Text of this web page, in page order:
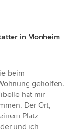
in Monheim
beim
geholfen.
hat mir
Der Ort,
Platz
und ich